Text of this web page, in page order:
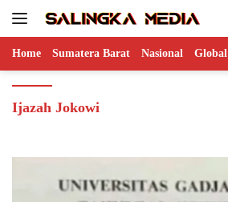
Home Sumatera Barat Nasional Global
Ijazah Jokowi